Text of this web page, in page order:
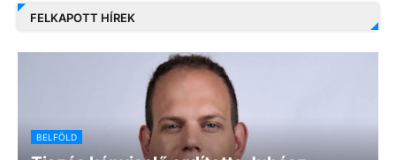
FELKAPOTT HÍREK
BELFÖLD